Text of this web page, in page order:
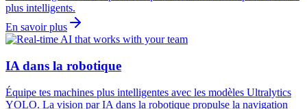
plus intelligents.
En savoir plus
IA dans la robotique
Équipe tes machines plus intelligentes avec les modèles Ultralytics
YOLO. La vision par IA dans la robotique propulse la navigation